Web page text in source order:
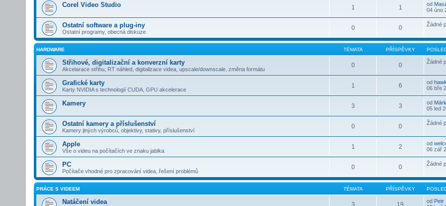
Corel Video Studio 1 1 od
04 úno
Ostatní software a plug-iny
Ostatní programy, obecná diskuze
0 0 Žádné
HARDWARE TÉMATA PŘÍSPĚVKY
Střihové, digitalizační a konverzní karty
Akcelarace střihu, RT náhled, digitalizace videa, upscale/downscale, změna formátu
0 0 Žádné
Grafické karty
Karty NVIDIA s technologií CUDA, GPU akcelerace
1 6 od
06 bře
Kamery 3 3 od
05 led
Ostatní kamery a příslušenství
Kamery jiných výrobců, objektivy, stativy, příslušenství
0 0 Žádné
Apple
Vše o videu na počítačích ve znaku jablka
1 2 od
06 zář
PC
Počítače vhodné pro zpracování videa, řešení problémů
0 0 Žádné
PRÁCE S VIDEEM TÉMATA PŘÍSPĚVKY
Natáčení videa 3 19 od Petr